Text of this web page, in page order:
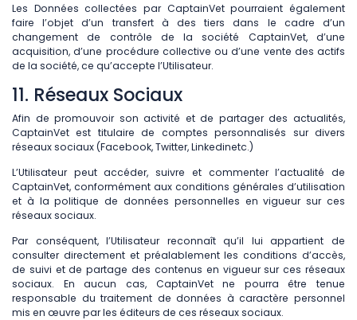
Les Données collectées par CaptainVet pourraient également
faire l’objet d’un transfert à des tiers dans le cadre d’un
changement de contrôle de la société CaptainVet, d’une
acquisition, d’une procédure collective ou d’une vente des actifs
de la société, ce qu’accepte l’Utilisateur.
11. Réseaux Sociaux
Afin de promouvoir son activité et de partager des actualités,
CaptainVet est titulaire de comptes personnalisés sur divers
réseaux sociaux (Facebook, Twitter, Linkedinetc.)
L’Utilisateur peut accéder, suivre et commenter l’actualité de
CaptainVet, conformément aux conditions générales d’utilisation
et à la politique de données personnelles en vigueur sur ces
réseaux sociaux.
Par conséquent, l’Utilisateur reconnaît qu’il lui appartient de
consulter directement et préalablement les conditions d’accès,
de suivi et de partage des contenus en vigueur sur ces réseaux
sociaux. En aucun cas, CaptainVet ne pourra être tenue
responsable du traitement de données à caractère personnel
mis en œuvre par les éditeurs de ces réseaux sociaux.